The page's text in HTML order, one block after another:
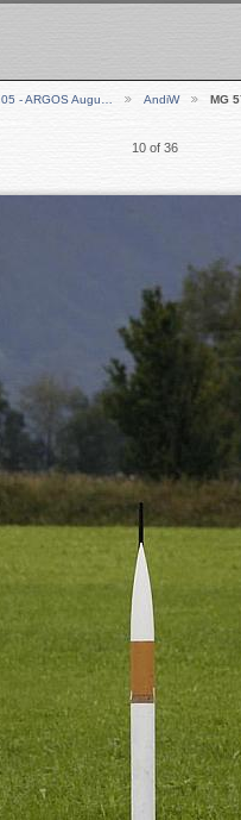
05 - ARGOS Augu… AndiW MG
10 of 36